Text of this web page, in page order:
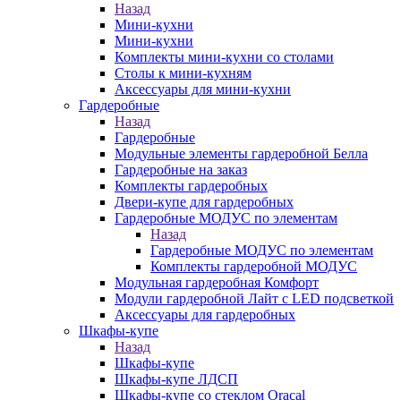
Назад
Мини-кухни
Мини-кухни
Комплекты мини-кухни со столами
Столы к мини-кухням
Аксессуары для мини-кухни
Гардеробные
Назад
Гардеробные
Модульные элементы гардеробной Белла
Гардеробные на заказ
Комплекты гардеробных
Двери-купе для гардеробных
Гардеробные МОДУС по элементам
Назад
Гардеробные МОДУС по элементам
Комплекты гардеробной МОДУС
Модульная гардеробная Комфорт
Модули гардеробной Лайт с LED подсветкой
Аксессуары для гардеробных
Шкафы-купе
Назад
Шкафы-купе
Шкафы-купе ЛДСП
Шкафы-купе со стеклом Oracal